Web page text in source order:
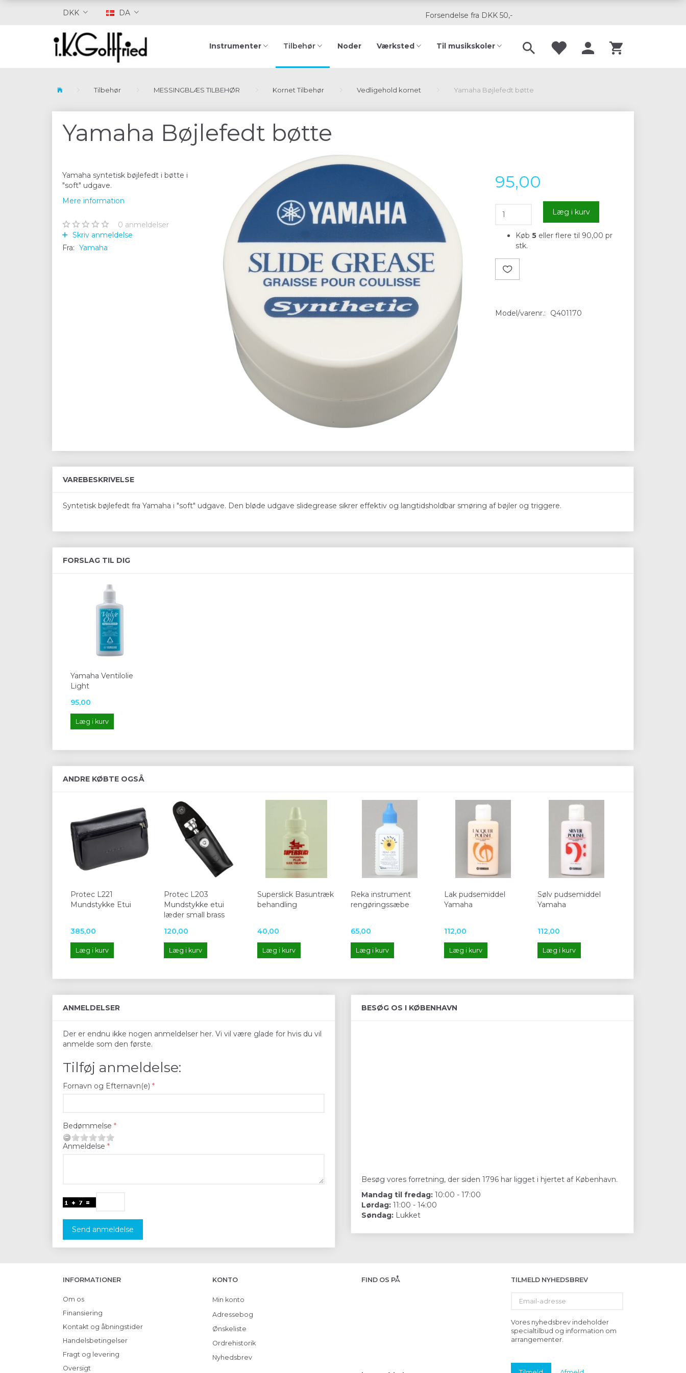
DKK DA Forsendelse fra DKK 50,-
Instrumenter Tilbehør Noder Værksted Til musikskoler
Tilbehør MESSINGBLÆS TILBEHØR Kornet Tilbehør Vedligehold kornet Yamaha Bøjlefedt bøtte
Yamaha Bøjlefedt bøtte
Yamaha syntetisk bøjlefedt i bøtte i
"soft" udgave.
Mere information
0 anmeldelser
Skriv anmeldelse
Fra: Yamaha
95,00
Læg i kurv
Køb 5eller flere til 90,00 pr
stk.
Model/varenr.: Q401170
VAREBESKRIVELSE
Syntetisk bøjlefedt fra Yamaha i "soft" udgave. Den bløde udgave slidegrease sikrer effektiv og langtidsholdbar smøring af bøjler og triggere.
FORSLAG TIL DIG
Yamaha Ventilolie
Light
95,00
Læg i kurv
ANDRE KØBTE OGSÅ
Protec L221
Mundstykke Etui
385,00
Læg i kurv
Protec L203
Mundstykke etui
læder small brass
120,00
Læg i kurv
Superslick Basuntræk
behandling
40,00
Læg i kurv
Reka instrument
rengøringssæbe
65,00
Læg i kurv
Lak pudsemiddel
Yamaha
112,00
Læg i kurv
Sølv pudsemiddel
Yamaha
112,00
Læg i kurv
ANMELDELSER
Der er endnu ikke nogen anmeldelser her. Vi vil være glade for hvis du vil
anmelde som den første.
Tilføj anmeldelse:
Fornavn og Efternavn(e)
Bedømmelse
Anmeldelse
Send anmeldelse
BESØG OS I KØBENHAVN
Besøg vores forretning, der siden 1796 har ligget i hjertet af København.
Mandag til fredag: 10:00 - 17:00
Lørdag: 11:00 - 14:00
Søndag: Lukket
INFORMATIONER
Om os
Finansiering
Kontakt og åbningstider
Handelsbetingelser
Fragt og levering
Oversigt
KONTO
Min konto
Adressebog
Ønskeliste
Ordrehistorik
Nyhedsbrev
FIND OS PÅ TILMELD NYHEDSBREV
adresse
Vores nyhedsbrev indeholder
specialtilbud og information om
arrangementer.